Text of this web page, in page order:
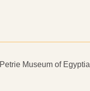
Petrie Museum of